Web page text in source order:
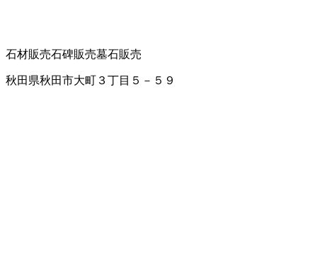
石材販売石碑販売墓石販売
秋田県秋田市大町３丁目５－５９